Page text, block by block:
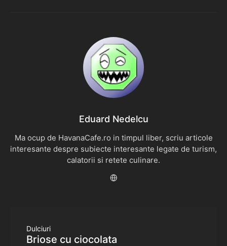
Eduard Nedelcu
Ma ocup de HavanaCafe.ro in timpul liber, scriu articole
interesante despre subiecte interesante legate de turism,
calatorii si retete culinare.
Dulciuri
Briose cu ciocolata